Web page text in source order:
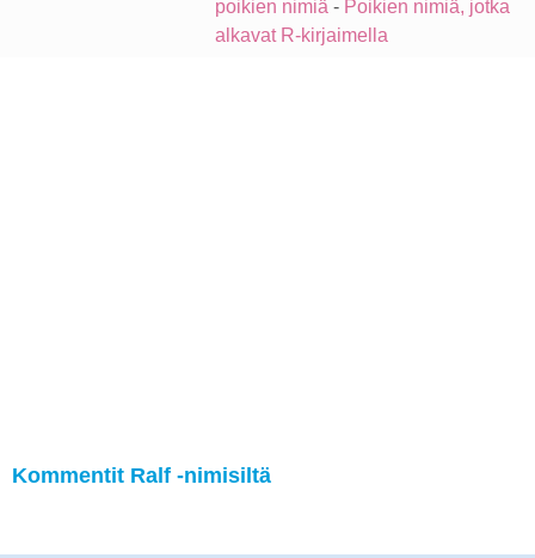
poikien nimiä - Poikien nimiä, jotka
alkavat R-kirjaimella
Kommentit Ralf -nimisiltä